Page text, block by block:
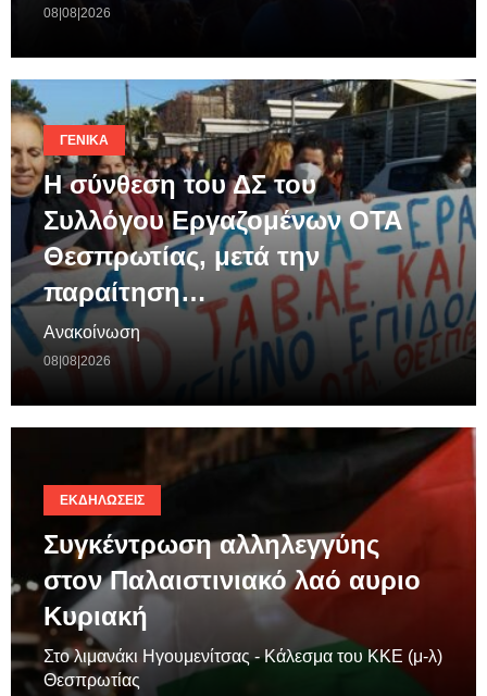
08|08|2026
ΓΕΝΙΚΆ
Η σύνθεση του ΔΣ του
Συλλόγου Εργαζομένων ΟΤΑ
Θεσπρωτίας, μετά την
παραίτηση…
Ανακοίνωση
08|08|2026
ΕΚΔΗΛΏΣΕΙΣ
Συγκέντρωση αλληλεγγύης
στον Παλαιστινιακό λαό αυριο
Κυριακή
Στο λιμανάκι Ηγουμενίτσας - Κάλεσμα του ΚΚΕ (μ-λ)
Θεσπρωτίας